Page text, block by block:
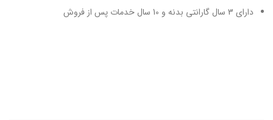
دارای 3 سال گارانتی بدنه و 10 سال خدمات پس از فروش